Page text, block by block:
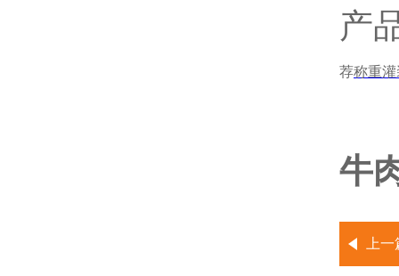
产
荐称重
牛
上